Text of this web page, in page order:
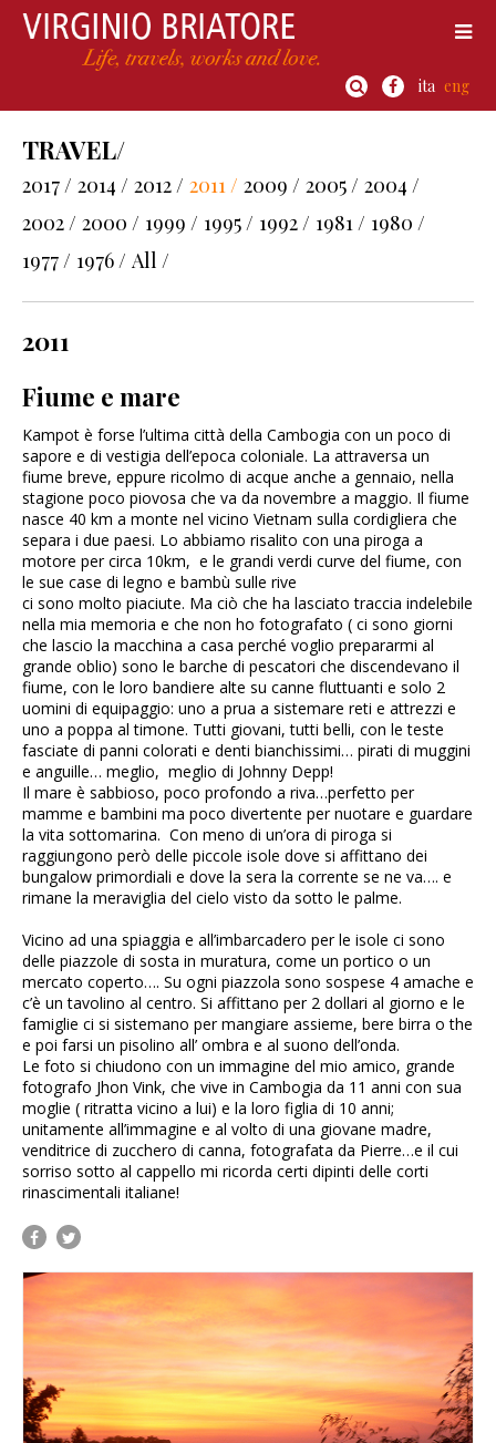
ita eng
TRAVEL/
2017 / 2014 / 2012 / 2011 / 2009 / 2005 / 2004 /
2002 / 2000 / 1999 / 1995 / 1992 / 1981 / 1980 /
1977 / 1976 / All /
2011
Fiume e mare
Kampot è forse l’ultima città della Cambogia con un poco di
sapore e di vestigia dell’epoca coloniale. La attraversa un
fiume breve, eppure ricolmo di acque anche a gennaio, nella
stagione poco piovosa che va da novembre a maggio. Il fiume
nasce 40 km a monte nel vicino Vietnam sulla cordigliera che
separa i due paesi. Lo abbiamo risalito con una piroga a
motore per circa 10km, e le grandi verdi curve del fiume, con
le sue case di legno e bambù sulle rive
ci sono molto piaciute. Ma ciò che ha lasciato traccia indelebile
nella mia memoria e che non ho fotografato ( ci sono giorni
che lascio la macchina a casa perché voglio prepararmi al
grande oblio) sono le barche di pescatori che discendevano il
fiume, con le loro bandiere alte su canne fluttuanti e solo 2
uomini di equipaggio: uno a prua a sistemare reti e attrezzi e
uno a poppa al timone. Tutti giovani, tutti belli, con le teste
fasciate di panni colorati e denti bianchissimi… pirati di muggini
e anguille… meglio, meglio di Johnny Depp!
Il mare è sabbioso, poco profondo a riva…perfetto per
mamme e bambini ma poco divertente per nuotare e guardare
la vita sottomarina. Con meno di un’ora di piroga si
raggiungono però delle piccole isole dove si affittano dei
bungalow primordiali e dove la sera la corrente se ne va…. e
rimane la meraviglia del cielo visto da sotto le palme.
Vicino ad una spiaggia e all’imbarcadero per le isole ci sono
delle piazzole di sosta in muratura, come un portico o un
mercato coperto…. Su ogni piazzola sono sospese 4 amache e
c’è un tavolino al centro. Si affittano per 2 dollari al giorno e le
famiglie ci si sistemano per mangiare assieme, bere birra o the
e poi farsi un pisolino all’ ombra e al suono dell’onda.
Le foto si chiudono con un immagine del mio amico, grande
fotografo Jhon Vink, che vive in Cambogia da 11 anni con sua
moglie ( ritratta vicino a lui) e la loro figlia di 10 anni;
unitamente all’immagine e al volto di una giovane madre,
venditrice di zucchero di canna, fotografata da Pierre…e il cui
sorriso sotto al cappello mi ricorda certi dipinti delle corti
rinascimentali italiane!